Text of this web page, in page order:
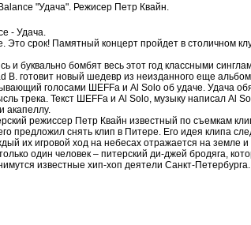
"Удача". Режисер Петр Квайн.
- Удача.
Это срок! Памятный концерт пройдет в столичном
и буквально бомбят весь этот год классными
B. готовит новый шедевр из неизданного еще
голосами ШЕFFа и Al Solo об удаче. Удача
трека. Текст ШЕFFа и Al Solo, музыку написал Al
акапеллу.
режиссер Петр Квайн известный по съемкам
предложил снять клип в Питере. Его идея клипа
их игровой ход на небесах отражается на земле и
один человек – питерский ди-джей бродяга,
известные хип-хоп деятели Санкт-Петербурга.